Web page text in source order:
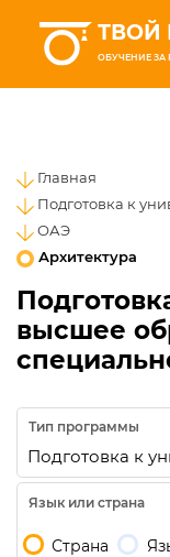
ТВОЙ
ОБУЧЕНИЕ ЗА
Главная
Подготовка к
ОАЭ
Архитектура
высшее
Тип программы
Язык или страна
Страна